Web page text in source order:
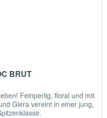
BRUT
Feinperlig, floral und mit
Glera vereint in einer jung,